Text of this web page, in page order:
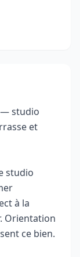
— studio
et
studio
à la
Orientation
ce bien.